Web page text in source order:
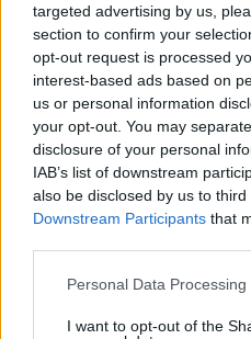
targeted advertising by us,
section to confirm your
opt-out request is processed
interest-based ads based on
us or personal information
your opt-out. You may
disclosure of your personal
IAB’s list of downstream
also be disclosed by us to
Downstream Participants that
Please note that this website/
not limited to your visit or
Personal Data
I want to opt-out of the
βρήκε τον άντρα της
πάτωμα, έχοντας
Κάθονταν σιωπηλοί και
διαλογίζονταν και δεν
σημασία. Εκείνη, όμως,
να δρομολογήσει
Αλλωστε η Ονο